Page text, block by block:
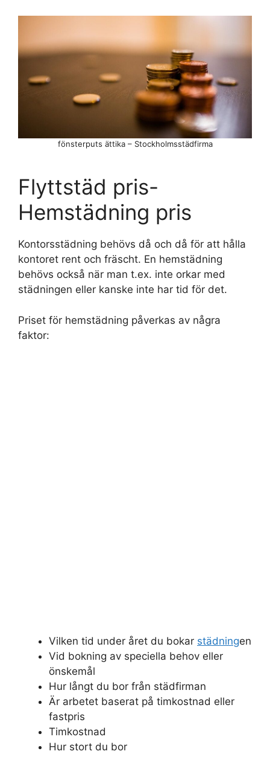
fönsterputs ättika – Stockholmsstädfirma
Flyttstäd pris-
Hemstädning pris
Kontorsstädning behövs då och då för att hålla
kontoret rent och fräscht. En hemstädning
behövs också när man t.ex. inte orkar med
städningen eller kanske inte har tid för det.
Priset för hemstädning påverkas av några
faktor:
Vilken tid under året du bokar städningen
Vid bokning av speciella behov eller
önskemål
Hur långt du bor från städfirman
Är arbetet baserat på timkostnad eller
fastpris
Timkostnad
Hur stort du bor